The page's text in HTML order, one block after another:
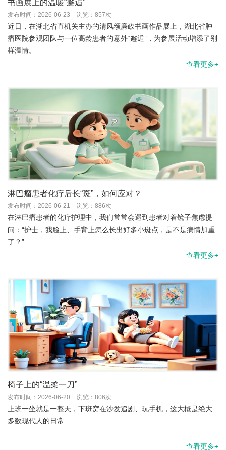
书画展上的温暖“邂逅”
发布时间：2026-06-23 浏览：857次
近日，在湖北省直机关主办的清风颂廉政书画作品展上，湖北省肿
瘤医院参观团队与一位高龄患者的意外“邂逅”，为参展活动增添了别
样温情。
查看更多+
淋巴瘤患者化疗后长“斑”，如何应对？
发布时间：2026-06-21 浏览：886次
在淋巴瘤患者的化疗护理中，我们常常会遇到患者对着镜子焦虑提
问：“护士，我脸上、手背上怎么长出好多小斑点，是不是病情加重
了？”
查看更多+
椅子上的“温柔一刀”
发布时间：2026-06-20 浏览：806次
上班一坐就是一整天，下班窝在沙发追剧、玩手机，这大概是绝大
多数现代人的日常……
查看更多+